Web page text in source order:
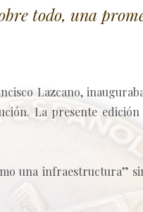
todo, una
Lazcano,
La presente
una infraestructura”